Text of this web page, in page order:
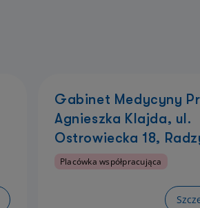
Gabinet Medycyny
Agnieszka Klajda, ul.
Ostrowiecka 18,
Placówka współpracująca